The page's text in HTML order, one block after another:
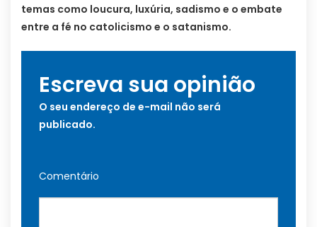
temas como loucura, luxúria, sadismo e o embate
entre a fé no catolicismo e o satanismo.
Escreva sua opinião
O seu endereço de e-mail não será
publicado.
Comentário